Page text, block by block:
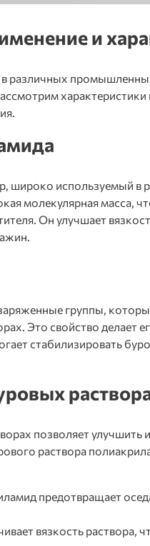
и
различных
широко используемый в
молекулярная масса,
Он улучшает
группы,
Это свойство делает
стабилизировать
позволяет улучшить
раствора
предотвращает
вязкость раствора,